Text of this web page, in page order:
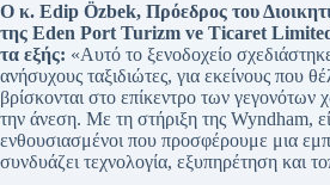
Ο κ. Edip Özbek, Πρόεδρος του
της Eden Port Turizm ve Ticaret
τα εξής: «Αυτό το ξενοδοχείο
ανήσυχους ταξιδιώτες, για εκείνους που
βρίσκονται στο επίκεντρο των γεγονότων
την άνεση. Με τη στήριξη της Wyndham,
ενθουσιασμένοι που προσφέρουμε μια
συνδυάζει τεχνολογία, εξυπηρέτηση και